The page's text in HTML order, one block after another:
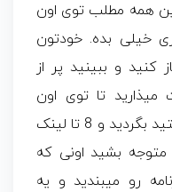
همه مطلب توی اون
خیلی بده. خودتون
کنید و ببینید پر از
تا توی اون
شلوغی دنبال چیزی که میخواستید بگردید و 8 تا لینک
متوجه بشید اونی که
رو میبندید و یه